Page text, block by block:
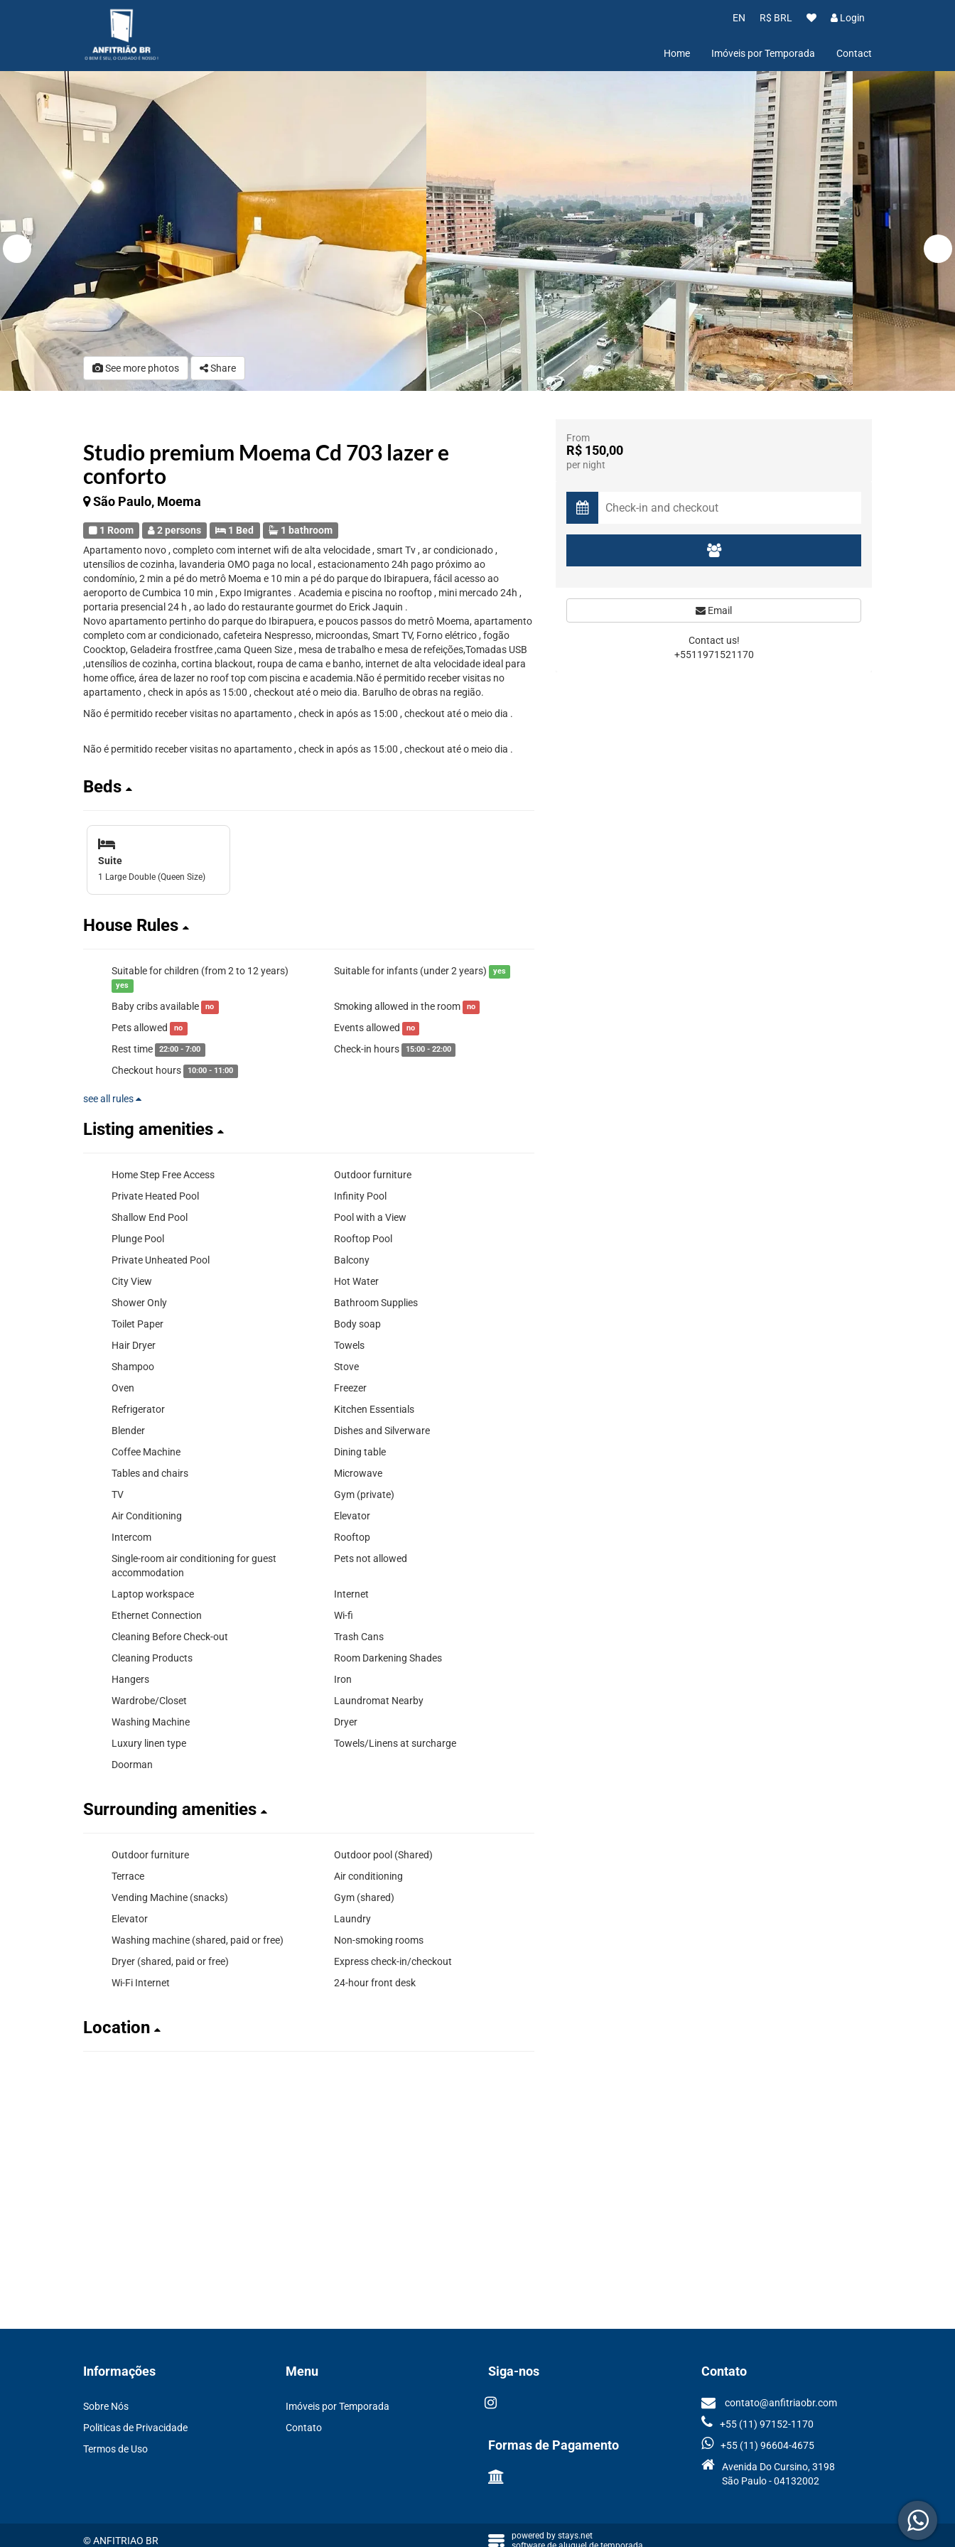
EN R$ BRL Login
Home Imóveis por Temporada Contact
See more photos Share
Studio premium Moema Cd 703 lazer e
conforto
São Paulo, Moema
1 Room 2 persons 1 Bed
1 bathroom
Apartamento novo , completo com internet wifi de alta velocidade , smart Tv , ar condicionado ,
utensílios de cozinha, lavanderia OMO paga no local , estacionamento 24h pago próximo ao
condomínio, 2 min a pé do metrô Moema e 10 min a pé do parque do Ibirapuera, fácil acesso ao
aeroporto de Cumbica 10 min , Expo Imigrantes . Academia e piscina no rooftop , mini mercado 24h ,
portaria presencial 24 h , ao lado do restaurante gourmet do Erick Jaquin .
Novo apartamento pertinho do parque do Ibirapuera, e poucos passos do metrô Moema, apartamento
completo com ar condicionado, cafeteira Nespresso, microondas, Smart TV, Forno elétrico , fogão
Coocktop, Geladeira frostfree ,cama Queen Size , mesa de trabalho e mesa de refeições,Tomadas USB
,utensílios de cozinha, cortina blackout, roupa de cama e banho, internet de alta velocidade ideal para
home office, área de lazer no roof top com piscina e academia.Não é permitido receber visitas no
apartamento , check in após as 15:00 , checkout até o meio dia. Barulho de obras na região.
Não é permitido receber visitas no apartamento , check in após as 15:00 , checkout até o meio dia .
Não é permitido receber visitas no apartamento , check in após as 15:00 , checkout até o meio dia .
Beds
Suite
1 Large Double (Queen Size)
House Rules
Suitable for children (from 2 to 12 years)
yes
Suitable for infants (under 2 years) yes
Baby cribs available no Smoking allowed in the room no
Pets allowed no Events allowed no
Rest time 22:00 - 7:00 Check-in hours 15:00 - 22:00
Checkout hours 10:00 - 11:00
see all rules
Listing amenities
Home Step Free Access
Outdoor furniture
Private Heated Pool
Infinity Pool
Shallow End Pool
Pool with a View
Plunge Pool
Rooftop Pool
Private Unheated Pool
Balcony
City View
Hot Water
Shower Only
Bathroom Supplies
Toilet Paper
Body soap
Hair Dryer
Towels
Shampoo
Stove
Oven
Freezer
Refrigerator
Kitchen Essentials
Blender
Dishes and Silverware
Coffee Machine
Dining table
Tables and chairs
Microwave
TV
Gym (private)
Air Conditioning
Elevator
Intercom
Rooftop
Single-room air conditioning for guest
accommodation
Pets not allowed
Laptop workspace
Internet
Ethernet Connection
Wi-fi
Cleaning Before Check-out
Trash Cans
Cleaning Products
Room Darkening Shades
Hangers
Iron
Wardrobe/Closet
Laundromat Nearby
Washing Machine
Dryer
Luxury linen type
Towels/Linens at surcharge
Doorman
Surrounding amenities
Outdoor furniture
Outdoor pool (Shared)
Terrace
Air conditioning
Vending Machine (snacks)
Gym (shared)
Elevator
Laundry
Washing machine (shared, paid or free)
Non-smoking rooms
Dryer (shared, paid or free)
Express check-in/checkout
Wi-Fi Internet
24-hour front desk
Location
From
R$ 150,00
per night
Email
Contact us!
+5511971521170
Informações
Sobre Nós
Politicas de Privacidade
Termos de Uso
Menu
Imóveis por Temporada
Contato
Siga-nos
Formas de Pagamento
Contato
contato@anfitriaobr.com
+55 (11) 97152-1170
+55 (11) 96604-4675
Avenida Do Cursino, 3198
São Paulo - 04132002
© ANFITRIAO BR powered by stays.net